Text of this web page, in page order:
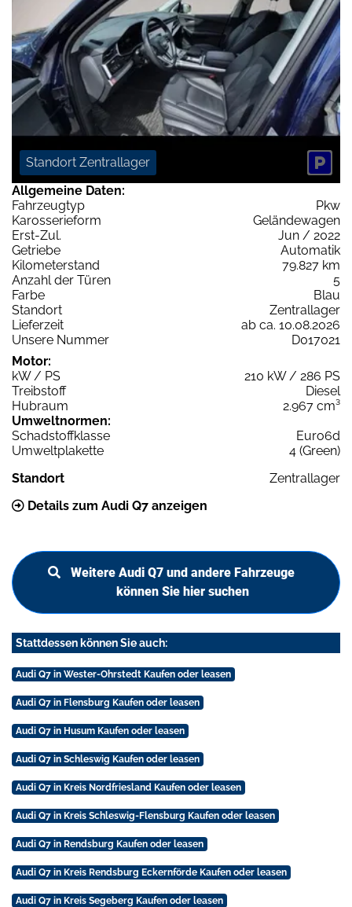
Standort Zentrallager
Allgemeine Daten:
Fahrzeugtyp
Pkw
Karosserieform
Geländewagen
Erst-Zul.
Jun / 2022
Getriebe
Automatik
Kilometerstand
79.827 km
Anzahl der Türen
5
Farbe
Blau
Standort
Zentrallager
Lieferzeit
ab ca. 10.08.2026
Unsere Nummer
D017021
Motor:
kW / PS
210 kW / 286 PS
Treibstoff
Diesel
Hubraum
2.967 cm³
Umweltnormen:
Schadstoffklasse
Euro6d
Umweltplakette
4 (Green)
Standort
Zentrallager
Details zum Audi Q7 anzeigen
Weitere Audi Q7 und andere Fahrzeuge
können Sie hier suchen
Stattdessen können Sie auch:
Audi Q7 in Wester-Ohrstedt Kaufen oder leasen
Audi Q7 in Flensburg Kaufen oder leasen
Audi Q7 in Husum Kaufen oder leasen
Audi Q7 in Schleswig Kaufen oder leasen
Audi Q7 in Kreis Nordfriesland Kaufen oder leasen
Audi Q7 in Kreis Schleswig-Flensburg Kaufen oder leasen
Audi Q7 in Rendsburg Kaufen oder leasen
Audi Q7 in Kreis Rendsburg Eckernförde Kaufen oder leasen
Audi Q7 in Kreis Segeberg Kaufen oder leasen